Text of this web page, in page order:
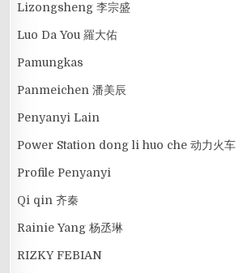
Lizongsheng 李宗盛
Luo Da You 羅大佑
Pamungkas
Panmeichen 潘美辰
Penyanyi Lain
Power Station dong li huo che 动力火车
Profile Penyanyi
Qi qin 齐秦
Rainie Yang 杨丞琳
RIZKY FEBIAN